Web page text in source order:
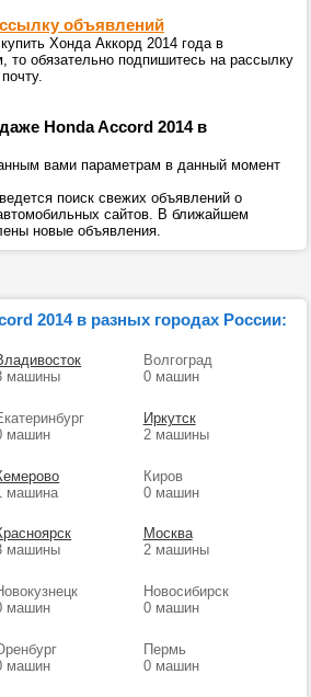
объявлений
Хонда Аккорд 2014 года в
то обязательно подпишитесь на рассылку
Honda Accord 2014 в
вами параметрам в данный момент
поиск свежих объявлений о
сайтов. В ближайшем
новые объявления.
2014 в разных городах России:
машины
Волгоград
0 машин
машин
Иркутск
2 машины
машина
Киров
0 машин
машины
Москва
2 машины
машин
Новосибирск
0 машин
машин
Пермь
0 машин